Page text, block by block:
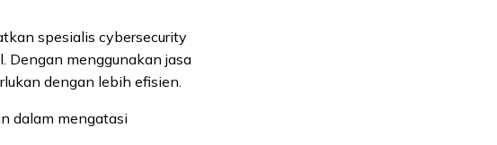
spesialis cybersecurity
Dengan menggunakan jasa
dengan lebih efisien.
dalam mengatasi